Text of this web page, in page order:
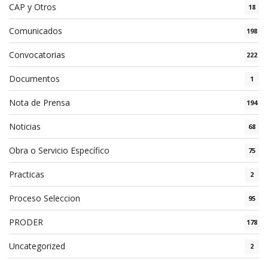
CAP y Otros 18
Comunicados 198
Convocatorias 222
Documentos 1
Nota de Prensa 194
Noticias 68
Obra o Servicio Específico 75
Practicas 2
Proceso Seleccion 95
PRODER 178
Uncategorized 2